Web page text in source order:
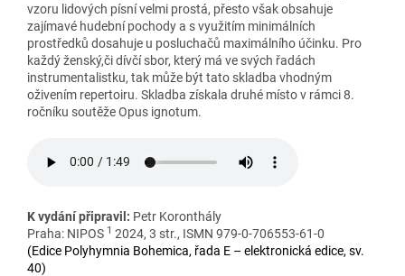
vzoru lidových písní velmi prostá, přesto však obsahuje
zajímavé hudební pochody a s využitím minimálních
prostředků dosahuje u posluchačů maximálního účinku. Pro
každý ženský,či dívčí sbor, který má ve svých řadách
instrumentalistku, tak může být tato skladba vhodným
oživením repertoiru. Skladba získala druhé místo v rámci 8.
ročníku soutěže Opus ignotum.
K vydání připravil: Petr Koronthály
Praha: NIPOS 1 2024, 3 str., ISMN 979-0-706553-61-0
(Edice Polyhymnia Bohemica, řada E – elektronická edice, sv.
40)